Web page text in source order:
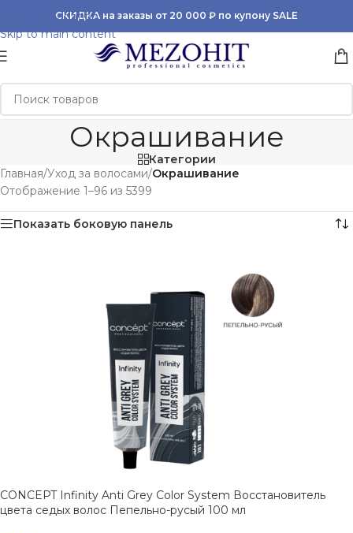
Skip to navigation
Skip to main content
СКИДКА на заказы от 20 000 ₽ по купону SALE
Окрашивание
Категории
Главная/Уход за волосами/Окрашивание
Отображение 1–96 из 5399
Показать боковую панель
CONCEPT Infinity Anti Grey Color System Восстановитель
цвета седых волос Пепельно-русый 100 мл